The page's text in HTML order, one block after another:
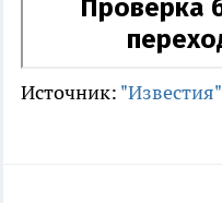
Источник: "Известия"